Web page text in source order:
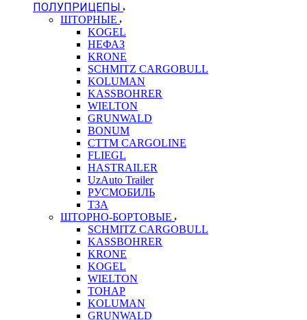
ПОЛУПРИЦЕПЫ
ШТОРНЫЕ
KOGEL
НЕФАЗ
KRONE
SCHMITZ CARGOBULL
KOLUMAN
KASSBOHRER
WIELTON
GRUNWALD
BONUM
CTTM CARGOLINE
FLIEGL
HASTRAILER
UzAuto Trailer
РУСМОБИЛЬ
ТЗА
ШТОРНО-БОРТОВЫЕ
SCHMITZ CARGOBULL
KASSBOHRER
KRONE
KOGEL
WIELTON
ТОНАР
KOLUMAN
GRUNWALD